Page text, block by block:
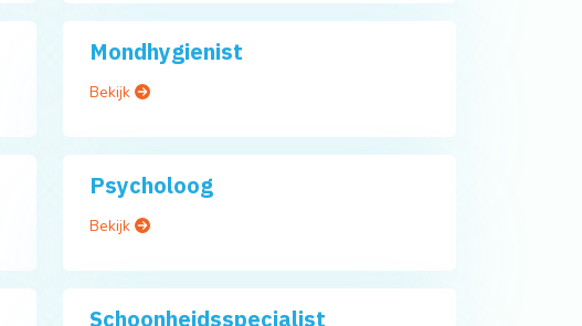
Mondhygienist
Bekijk
Psycholoog
Bekijk
Schoonheidsspecialist